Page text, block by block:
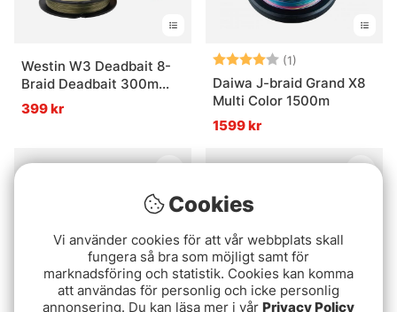
Westin W3 Deadbait 8-
Braid Deadbait 300m
Jungle Jive
399 kr
Betyg: (1)
Daiwa J-braid Grand X8
Multi Color 1500m
1599 kr
Cookies
Vi använder cookies för att vår webbplats skall
fungera så bra som möjligt samt för
marknadsföring och statistik. Cookies kan komma
att användas för personlig och icke personlig
annonsering. Du kan läsa mer i vår Privacy Policy